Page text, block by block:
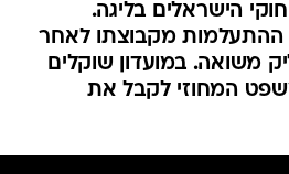
הישראלים בליגה.
מקבוצתו לאחר
משואה. במועדון שוקלים
המחוזי לקבל את